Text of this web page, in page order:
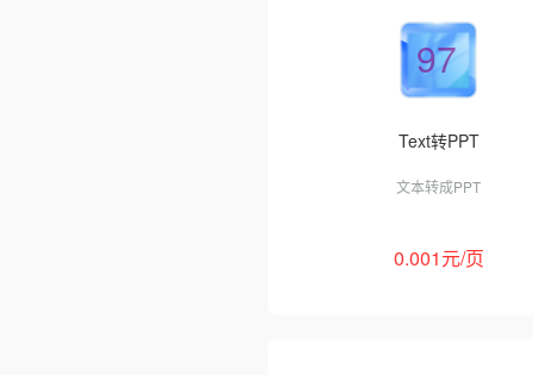
97
Text转PPT
文本转成PPT
0.001元/页